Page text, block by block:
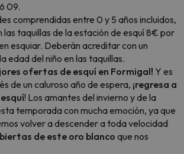
09.
comprendidas entre 0 y 5 años incluidos,
las taquillas de la estación de esquí 8€ por
esquiar. Deberán acreditar con un
edad del niño en las taquillas.
ofertas de esquí en Formigal! Y es
de un caluroso año de espera, ¡regresa a
! Los amantes del invierno y de la
temporada con mucha emoción, ya que
volver a descender a toda velocidad
de este oro blanco que nos